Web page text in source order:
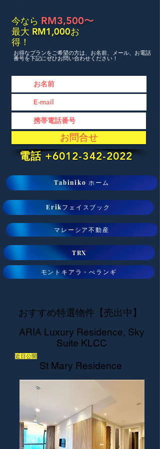
今なら RM3,500〜
最大 RM1,000お
得！
お得なプランをご希望の方は、お名前、メール、お電話
番号を下記にぜひお問い合わせください！
お問合せ
電話+6012-342-2022
Tabiniko ホーム
Erikフェイスブック
マレーシア不動産
TRX
モントキアラ・ぺランギ
おすすめ特選物件【売出中】
ARIA Luxury Residence, Sky
Suite KLCC
近日公開
St Mary Residence